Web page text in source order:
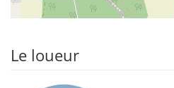
Le loueur